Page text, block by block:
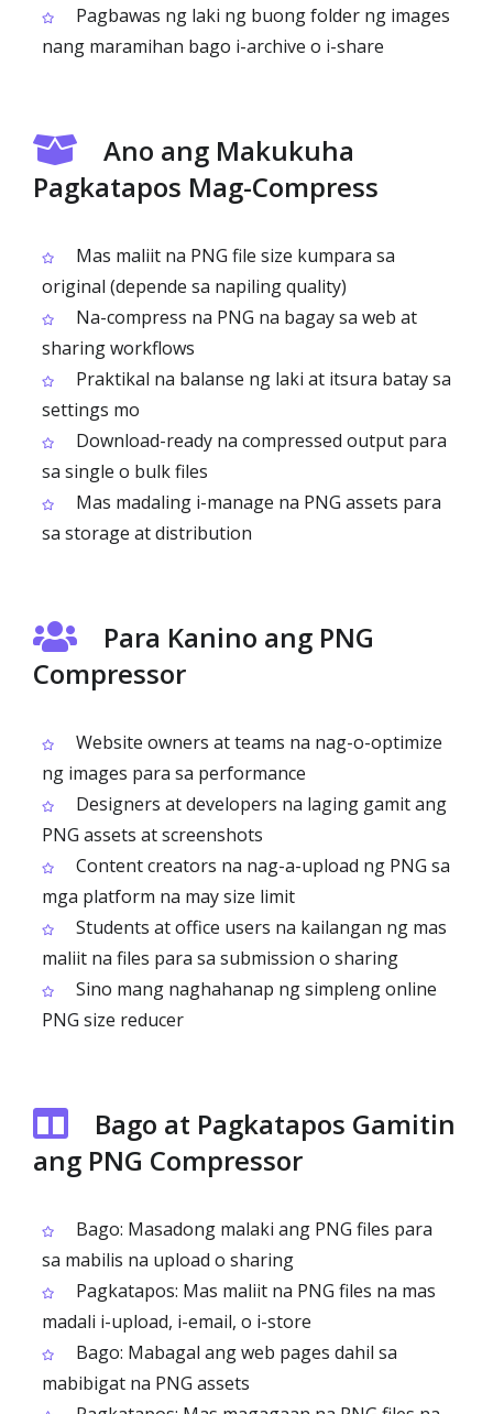
Pagbawas ng laki ng buong folder ng images
nang maramihan bago i-archive o i-share
Ano ang Makukuha
Pagkatapos Mag-Compress
Mas maliit na PNG file size kumpara sa
original (depende sa napiling quality)
Na-compress na PNG na bagay sa web at
sharing workflows
Praktikal na balanse ng laki at itsura batay sa
settings mo
Download-ready na compressed output para
sa single o bulk files
Mas madaling i-manage na PNG assets para
sa storage at distribution
Para Kanino ang PNG
Compressor
Website owners at teams na nag-o-optimize
ng images para sa performance
Designers at developers na laging gamit ang
PNG assets at screenshots
Content creators na nag-a-upload ng PNG sa
mga platform na may size limit
Students at office users na kailangan ng mas
maliit na files para sa submission o sharing
Sino mang naghahanap ng simpleng online
PNG size reducer
Bago at Pagkatapos Gamitin
ang PNG Compressor
Bago: Masadong malaki ang PNG files para
sa mabilis na upload o sharing
Pagkatapos: Mas maliit na PNG files na mas
madali i-upload, i-email, o i-store
Bago: Mabagal ang web pages dahil sa
mabibigat na PNG assets